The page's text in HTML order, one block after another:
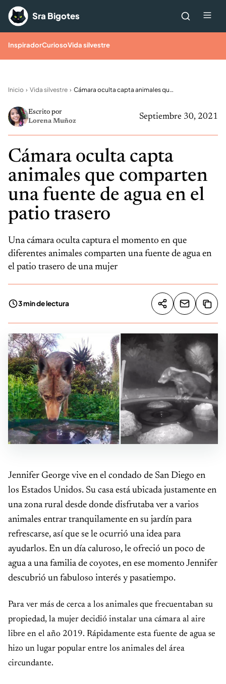
Saltar al contenido
Sra Bigotes
InspiradorCuriosoVida silvestre
Inicio Vida silvestre Cámara oculta capta animales que comparten una fuente de agua en el patio trasero
Septiembre 30, 2021
Escrito por
Lorena Muñoz
Cámara oculta capta
animales que comparten
una fuente de agua en el
patio trasero
Una cámara oculta captura el momento en que
diferentes animales comparten una fuente de agua en
el patio trasero de una mujer
3 min de lectura Compartir
Jennifer George vive en el condado de San Diego en
los Estados Unidos. Su casa está ubicada justamente en
una zona rural desde donde disfrutaba ver a varios
animales entrar tranquilamente en su jardín para
refrescarse, así que se le ocurrió una idea para
ayudarlos. En un día caluroso, le ofreció un poco de
agua a una familia de coyotes, en ese momento Jennifer
descubrió un fabuloso interés y pasatiempo.
Para ver más de cerca a los animales que frecuentaban su
propiedad, la mujer decidió instalar una cámara al aire
libre en el año 2019. Rápidamente esta fuente de agua se
hizo un lugar popular entre los animales del área
circundante.